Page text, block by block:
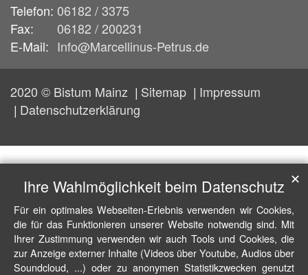
Telefon: 06182 / 3375
Fax:
06182 / 200231
E-Mail: Info@Marcellinus-Petrus.de
2020 © Bistum Mainz Sitemap
Impressum
Datenschutzerklärung
Ihre Wahlmöglichkeit beim Datenschutz
Für ein optimales Webseiten-Erlebnis verwenden wir Cookies,
die für das Funktionieren unserer Website notwendig sind. Mit
Ihrer Zustimmung verwenden wir auch Tools und Cookies, die
zur Anzeige externer Inhalte (Videos über Youtube, Audios über
Soundcloud, ...) oder zu anonymen Statistikzwecken genutzt
✕